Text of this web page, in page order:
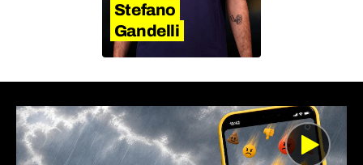
Stefano
Gandelli